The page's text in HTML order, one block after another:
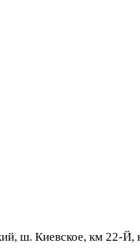
ш. Киевское, км 22-